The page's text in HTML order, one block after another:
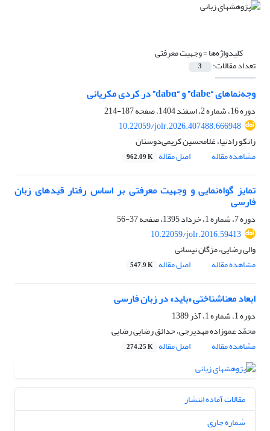
کلیدواژه‌ها =وجهیت معرفتی
تعداد مقالات: 3
وجه‌نماهای “dabe” و “dabɑ” در کردی مکریانی
دوره 16، شماره 2، اسفند 1404، صفحه
187-214
10.22059/jolr.2026.407488.666948
زانکو رادنیا، غلامحسین کریمی‌دوستان
مشاهده مقاله
اصل مقاله 962.09 K
تمایز گواه‌نمایی و وجهیت معرفتی بر اساس رفتار قید‌های زبان
فارسی
دوره 7، شماره 1، خرداد 1395، صفحه
37-56
10.22059/jolr.2016.59413
والی رضایی، مژگان نیسانی
مشاهده مقاله
اصل مقاله 547.9 K
ابعاد معناشناختی «باید» در زبان فارسی
دوره 1، شماره 1، آذر 1389
محمّد عموزاده مهدیرجی، حدائق رضایی رضایی
مشاهده مقاله
اصل مقاله 274.25 K
مقالات آماده انتشار
شماره جاری